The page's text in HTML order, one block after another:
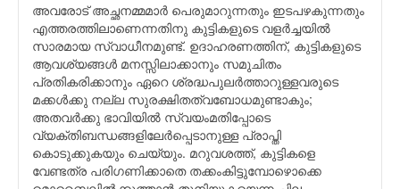
അവരോട് അച്ഛനമ്മമാര്‍ പെരുമാറുന്നതും ഇടപഴകുന്നതും
എത്തരത്തിലാണെന്നതിനു കുട്ടികളുടെ വളര്‍ച്ചയില്‍
സാരമായ സ്വാധീനമുണ്ട്. ഉദാഹരണത്തിന്, കുട്ടികളുടെ
ആവശ്യങ്ങള്‍ മനസ്സിലാക്കാനും സമുചിതം
പ്രതികരിക്കാനും ഏറെ ശ്രദ്ധപുലര്‍ത്താറുള്ളവരുടെ
മക്കള്‍ക്കു നല്ല സുരക്ഷിതത്വബോധമുണ്ടാകും;
അതവര്‍ക്കു ഭാവിയില്‍ സ്വയംമതിപ്പോടെ
വ്യക്തിബന്ധങ്ങളിലേര്‍പ്പെടാനുള്ള പ്രാപ്തി
കൊടുക്കുകയും ചെയ്യും. മറുവശത്ത്, കുട്ടികളെ
വേണ്ടത്ര പരിഗണിക്കാതെ തക്കംകിട്ടുമ്പോഴൊക്കെ